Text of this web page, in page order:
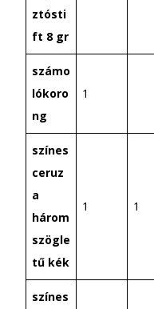
ztósti
ft 8 gr
számo
lókoro
ng
1
színes
ceruz
a
három
szögle
tű kék
1 1
színes